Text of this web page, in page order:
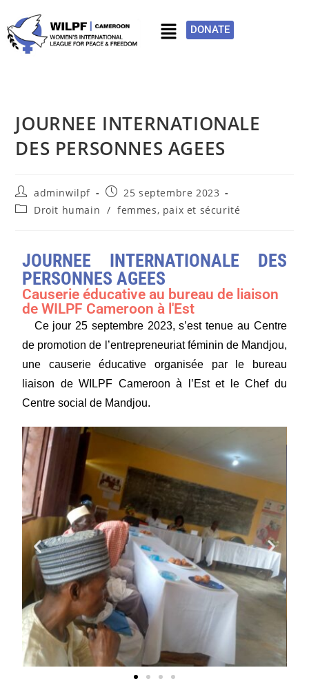
DONATE
JOURNEE INTERNATIONALE
DES PERSONNES AGEES
adminwilpf
25 septembre 2023
Droit humain / femmes, paix et sécurité
JOURNEE INTERNATIONALE DES
PERSONNES AGEES
Causerie éducative au bureau de liaison
de WILPF Cameroon à l'Est
Ce jour 25 septembre 2023, s’est tenue au Centre
de promotion de l’entrepreneuriat féminin de Mandjou,
une causerie éducative organisée par le bureau
liaison de WILPF Cameroon à l’Est et le Chef du
Centre social de Mandjou.